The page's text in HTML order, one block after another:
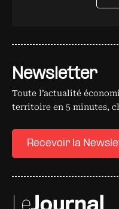
Newsletter
Toute l’actualité
territoire en 5 minutes,
Recevoir la